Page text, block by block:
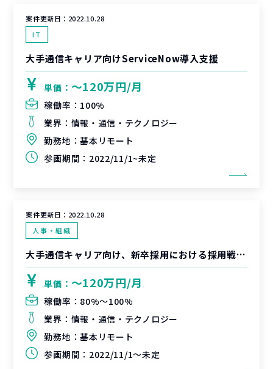
案件更新日： 2022.10.28
IT
大手通信キャリア向けServiceNow導入支援
単価： 〜120万円/月
稼働率： 100%
業界： 情報・通信・テクノロジー
勤務地：基本リモート
参画期間： 2022/11/1~未定
案件更新日： 2022.10.28
人事・組織
大手通信キャリア向け、新卒採用における採用戦略及び実行支援
単価： 〜120万円/月
稼働率： 80%〜100%
業界： 情報・通信・テクノロジー
勤務地：基本リモート
参画期間： 2022/11/1～未定